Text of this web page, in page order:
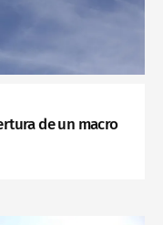
de un macro